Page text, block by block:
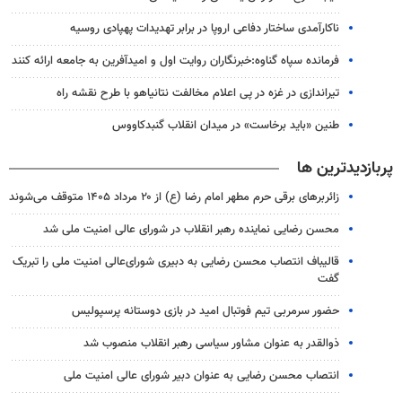
ناکارآمدی ساختار دفاعی اروپا در برابر تهدیدات پهپادی روسیه
فرمانده سپاه گناوه:خبرنگاران روایت اول و امیدآفرین به جامعه ارائه کنند
تیراندازی در غزه در پی اعلام مخالفت نتانیاهو با طرح نقشه راه
طنین «باید برخاست» در میدان انقلاب گنبدکاووس
پربازدیدترین ها
زائربرهای برقی حرم مطهر امام رضا (ع) از ۲۰ مرداد ۱۴۰۵ متوقف می‌شوند
محسن رضایی نماینده رهبر انقلاب در شورای عالی امنیت ملی شد
قالیباف انتصاب محسن رضایی به دبیری شورای‌عالی امنیت ملی را تبریک
گفت
حضور سرمربی تیم فوتبال امید در بازی دوستانه پرسپولیس
ذوالقدر به عنوان مشاور سیاسی رهبر انقلاب منصوب شد
انتصاب محسن رضایی به عنوان دبیر شورای عالی امنیت ملی